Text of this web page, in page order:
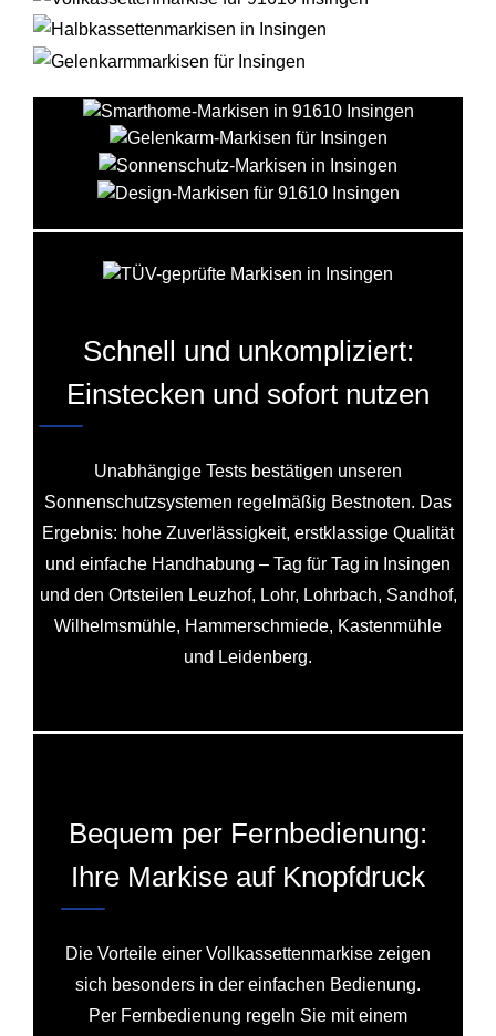
Schnell und unkompliziert:
Einstecken und sofort nutzen
Unabhängige Tests bestätigen unseren
Sonnenschutzsystemen regelmäßig Bestnoten. Das
Ergebnis: hohe Zuverlässigkeit, erstklassige Qualität
und einfache Handhabung – Tag für Tag in Insingen
und den Ortsteilen Leuzhof, Lohr, Lohrbach, Sandhof,
Wilhelmsmühle, Hammerschmiede, Kastenmühle
und Leidenberg.
Bequem per Fernbedienung:
Ihre Markise auf Knopfdruck
Die Vorteile einer Vollkassettenmarkise zeigen
sich besonders in der einfachen Bedienung.
Per Fernbedienung regeln Sie mit einem